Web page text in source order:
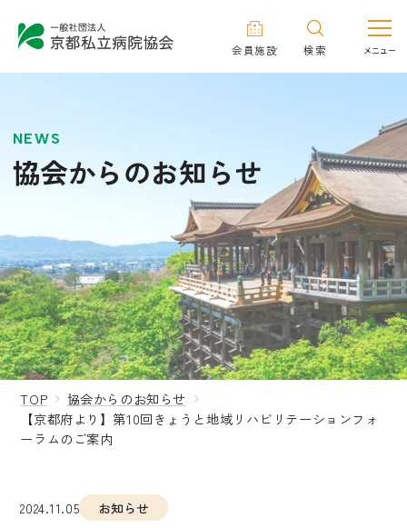
会員施設 検索
NEWS
協会からのお知らせ
TOP
協会からのお知らせ
【京都府より】第10回きょうと地域リハビリテーションフォ
ーラムのご案内
2024.11.05 お知らせ